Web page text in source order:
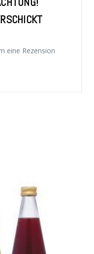
eine Rezension